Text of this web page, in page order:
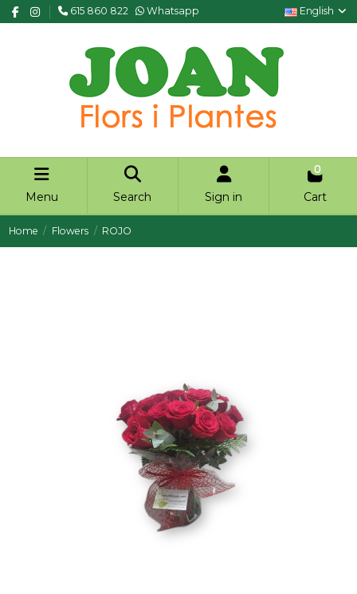
615 860 822 Whatsapp English
Menu Search Sign in
0
Cart
Home Flowers ROJO